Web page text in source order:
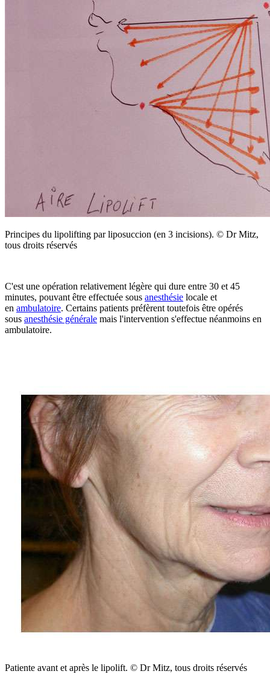
Principes du lipolifting par liposuccion (en 3 incisions). © Dr Mitz,
tous droits réservés
C'est une opération relativement légère qui dure entre 30 et 45
minutes, pouvant être effectuée sous anesthésie locale et
en ambulatoire. Certains patients préfèrent toutefois être opérés
sous anesthésie générale mais l'intervention s'effectue néanmoins en
ambulatoire.
Patiente avant et après le lipolift. © Dr Mitz, tous droits réservés